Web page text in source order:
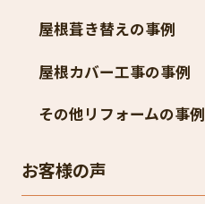
屋根葺き替えの事例
屋根カバー工事の事例
その他リフォームの事例
お客様の声